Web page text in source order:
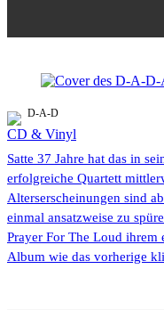
D-A-D
CD & Vinyl
Satte 37 Jahre hat das in
erfolgreiche Quartett
Alterserscheinungen sind
einmal ansatzweise zu
Prayer For The Loud ihrem
Album wie das vorherige